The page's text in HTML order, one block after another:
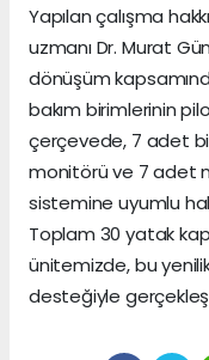
Yapılan çalışma
uzmanı Dr. Murat
dönüşüm
bakım birimlerinin
çerçevede, 7 adet
monitörü ve 7 adet
sistemine uyumlu
Toplam 30 yatak
ünitemizde, bu
desteğiyle